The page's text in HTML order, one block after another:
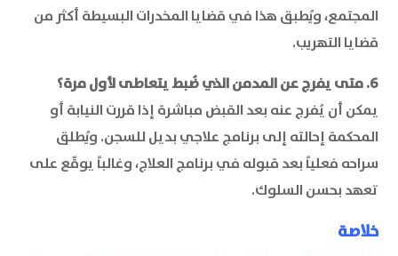
المجتمع، ويُطبق هذا في قضايا المخدرات البسيطة أكثر من
قضايا التهريب.
6. متى يفرج عن المدمن الذي ضُبط يتعاطى لأول مرة؟
يمكن أن يُفرج عنه بعد القبض مباشرة إذا قررت النيابة أو
المحكمة إحالته إلى برنامج علاجي بديل للسجن. ويُطلق
سراحه فعلياً بعد قبوله في برنامج العلاج، وغالباً يوقّع على
تعهد بحسن السلوك.
خلاصة